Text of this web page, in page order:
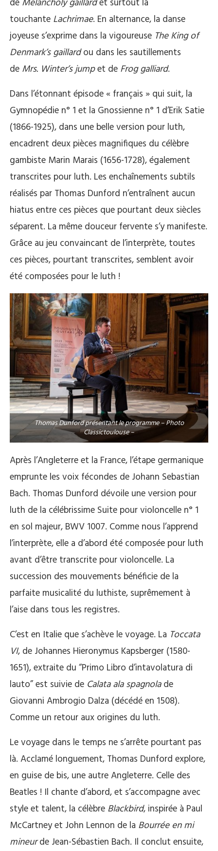
de Melancholy gaillardet surtout la
touchante Lachrimae. En alternance, la danse
joyeuse s’exprime dans la vigoureuse The King of
Denmark’s gaillardou dans les sautillements
de Mrs. Winter’s jumpet de Frog galliard.
Dans l’étonnant épisode « français » qui suit, la
Gymnopédie n° 1 et la Gnossienne n° 1 d’Erik Satie
(1866-1925), dans une belle version pour luth,
encadrent deux pièces magnifiques du célèbre
gambiste Marin Marais (1656-1728), également
transcrites pour luth. Les enchaînements subtils
réalisés par Thomas Dunford n’entraînent aucun
hiatus entre ces pièces que pourtant deux siècles
séparent. La même douceur fervente s’y manifeste.
Grâce au jeu convaincant de l’interprète, toutes
ces pièces, pourtant transcrites, semblent avoir
été composées pour le luth !
Thomas Dunford présentant le programme – Photo
Classictoulouse –
Après l’Angleterre et la France, l’étape germanique
emprunte les voix fécondes de Johann Sebastian
Bach. Thomas Dunford dévoile une version pour
luth de la célébrissime Suite pour violoncelle n° 1
en sol majeur, BWV 1007. Comme nous l’apprend
l’interprète, elle a d’abord été composée pour luth
avant d’être transcrite pour violoncelle. La
succession des mouvements bénéficie de la
parfaite musicalité du luthiste, suprêmement à
l’aise dans tous les registres.
C’est en Italie que s’achève le voyage. La Toccata
VI, de Johannes Hieronymus Kapsberger (1580-
1651), extraite du “Primo Libro d’intavolatura di
lauto” est suivie de Calata ala spagnolade
Giovanni Ambrogio Dalza (décédé en 1508).
Comme un retour aux origines du luth.
Le voyage dans le temps ne s’arrête pourtant pas
là. Acclamé longuement, Thomas Dunford explore,
en guise de bis, une autre Angleterre. Celle des
Beatles ! Il chante d’abord, et s’accompagne avec
style et talent, la célèbre Blackbird, inspirée à Paul
McCartney et John Lennon de la Bourrée en mi
mineurde Jean-Sébastien Bach. Il conclut ensuite,